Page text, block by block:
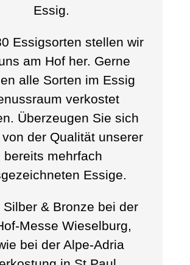
Essig.
Essigsorten stellen wir
am Hof her. Gerne
alle Sorten im Essig
verkostet
Überzeugen Sie sich
der Qualität unserer
bereits mehrfach
Essige.
Silber & Bronze bei der
Messe Wieselburg,
bei der Alpe-Adria